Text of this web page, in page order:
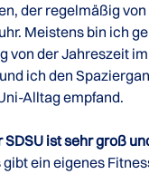
der regelmäßig
Meistens bin ich
von der Jahreszeit
ich den
Alltag empfand.
SDSU ist sehr groß
gibt ein eigenes